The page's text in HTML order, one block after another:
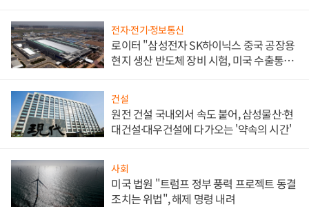
전자·전기·정보통신
로이터 "삼성전자 SK하이닉스 중국 공장용
현지 생산 반도체 장비 시험, 미국 수출통제
건설
원전 건설 국내외서 속도 붙어, 삼성물산·현
대건설·대우건설에 다가오는 '약속의 시간'
사회
미국 법원 "트럼프 정부 풍력 프로젝트 동결
조치는 위법", 해제 명령 내려